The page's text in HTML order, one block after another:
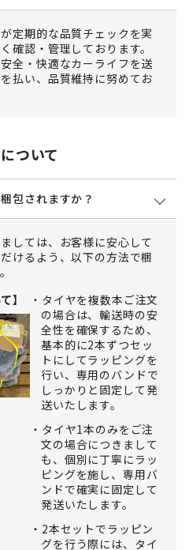
定期的な品質チェックを実
確認・管理しております。
全・快適なカーライフを送
払い、品質維持に努めてお
ついて
包されますか？
しては、お客様に安心して
けるよう、以下の方法で梱
】
タイヤを複数本ご注文
の場合は、輸送時の安
全性を確保するため、
基本的に2本ずつセッ
トにしてラッピングを
行い、専用のバンドで
しっかりと固定して発
送いたします。
タイヤ1本のみをご注
文の場合につきまして
も、個別に丁寧にラッ
ピングを施し、専用バ
ンドで確実に固定して
発送いたします。
2本セットでラッピン
グを行う際には、タイ